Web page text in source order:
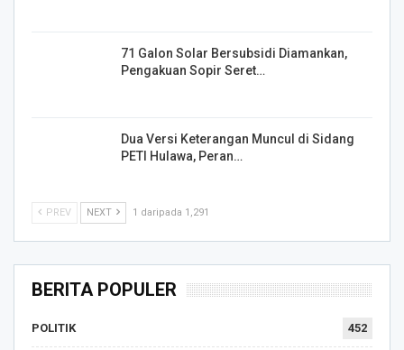
71 Galon Solar Bersubsidi Diamankan,
Pengakuan Sopir Seret…
Dua Versi Keterangan Muncul di Sidang
PETI Hulawa, Peran…
PREV NEXT 1 daripada 1,291
BERITA POPULER
POLITIK 452